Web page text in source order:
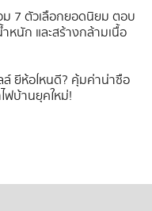
ม 7 ตัวเลือกยอดนิยม ตอบ
นัก และสร้างกล้ามเนื้อ
ล์ ยี่ห้อไหนดี? คุ้มค่าน่าซื้อ
ฟบ้านยุคใหม่!